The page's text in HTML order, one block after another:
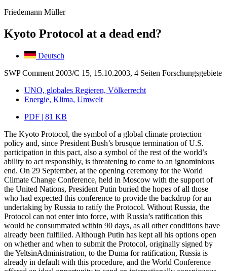
Friedemann Müller
Kyoto Protocol at a dead end?
Deutsch
SWP Comment 2003/C 15, 15.10.2003, 4 Seiten Forschungsgebiete
UNO, globales Regieren, Völkerrecht
Energie, Klima, Umwelt
PDF | 81 KB
The Kyoto Protocol, the symbol of a global climate protection
policy and, since President Bush’s brusque termination of U.S.
participation in this pact, also a symbol of the rest of the world’s
ability to act responsibly, is threatening to come to an ignominious
end. On 29 September, at the opening ceremony for the World
Climate Change Conference, held in Moscow with the support of
the United Nations, President Putin buried the hopes of all those
who had expected this conference to provide the backdrop for an
undertaking by Russia to ratify the Protocol. Without Russia, the
Protocol can not enter into force, with Russia’s ratification this
would be consummated within 90 days, as all other conditions have
already been fulfilled. Although Putin has kept all his options open
on whether and when to submit the Protocol, originally signed by
the YeltsinAdministration, to the Duma for ratification, Russia is
already in default with this procedure, and the World Conference